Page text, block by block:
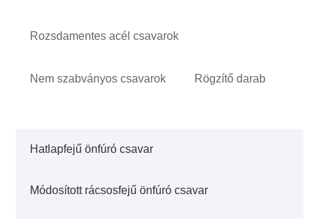
Rozsdamentes acél csavarok
Nem szabványos csavarok Rögzítő darab
Hatlapfejű önfúró csavar
Módosított rácsosfejű önfúró csavar